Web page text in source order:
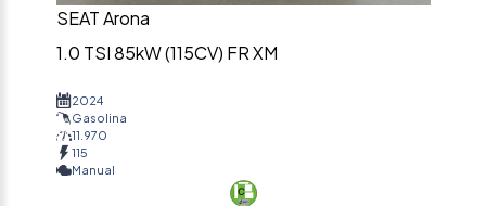
SEAT Arona
1.0 TSI 85kW (115CV) FR XM
2024
Gasolina
11.970
115
Manual